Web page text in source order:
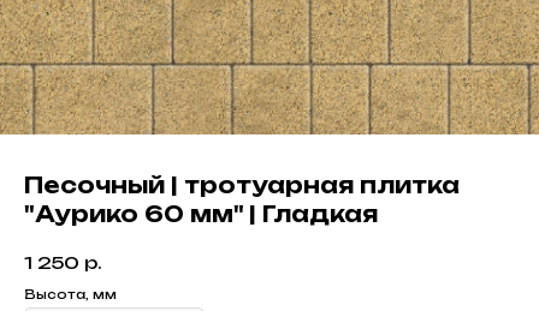
Песочный | тротуарная плитка
"Аурико 60 мм" | Гладкая
1 250 р.
Высота, мм